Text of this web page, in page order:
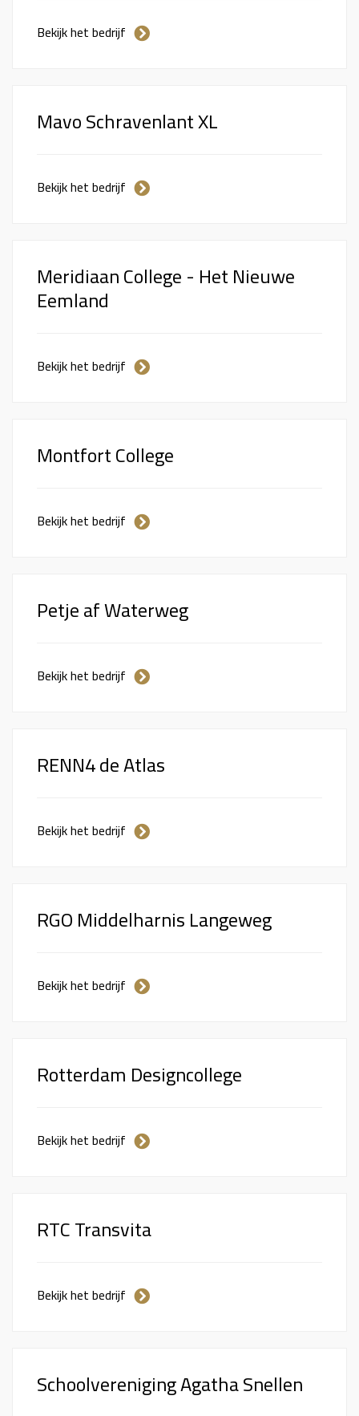
Bekijk het bedrijf
Mavo Schravenlant XL
Bekijk het bedrijf
Meridiaan College - Het Nieuwe
Eemland
Bekijk het bedrijf
Montfort College
Bekijk het bedrijf
Petje af Waterweg
Bekijk het bedrijf
RENN4 de Atlas
Bekijk het bedrijf
RGO Middelharnis Langeweg
Bekijk het bedrijf
Rotterdam Designcollege
Bekijk het bedrijf
RTC Transvita
Bekijk het bedrijf
Schoolvereniging Agatha Snellen